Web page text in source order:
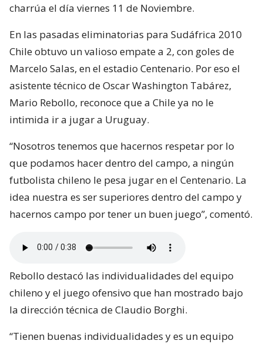
charrúa el día viernes 11 de Noviembre.
En las pasadas eliminatorias para Sudáfrica 2010
Chile obtuvo un valioso empate a 2, con goles de
Marcelo Salas, en el estadio Centenario. Por eso el
asistente técnico de Oscar Washington Tabárez,
Mario Rebollo, reconoce que a Chile ya no le
intimida ir a jugar a Uruguay.
“Nosotros tenemos que hacernos respetar por lo
que podamos hacer dentro del campo, a ningún
futbolista chileno le pesa jugar en el Centenario. La
idea nuestra es ser superiores dentro del campo y
hacernos campo por tener un buen juego”, comentó.
Rebollo destacó las individualidades del equipo
chileno y el juego ofensivo que han mostrado bajo
la dirección técnica de Claudio Borghi.
“Tienen buenas individualidades y es un equipo